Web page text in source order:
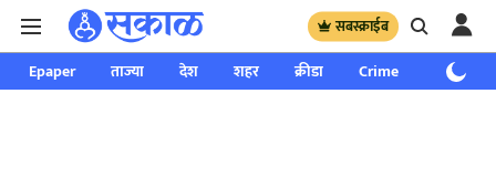
सबस्क्राईब
Epaper ताज्या देश शहर क्रीडा Crime साप्ताहिक